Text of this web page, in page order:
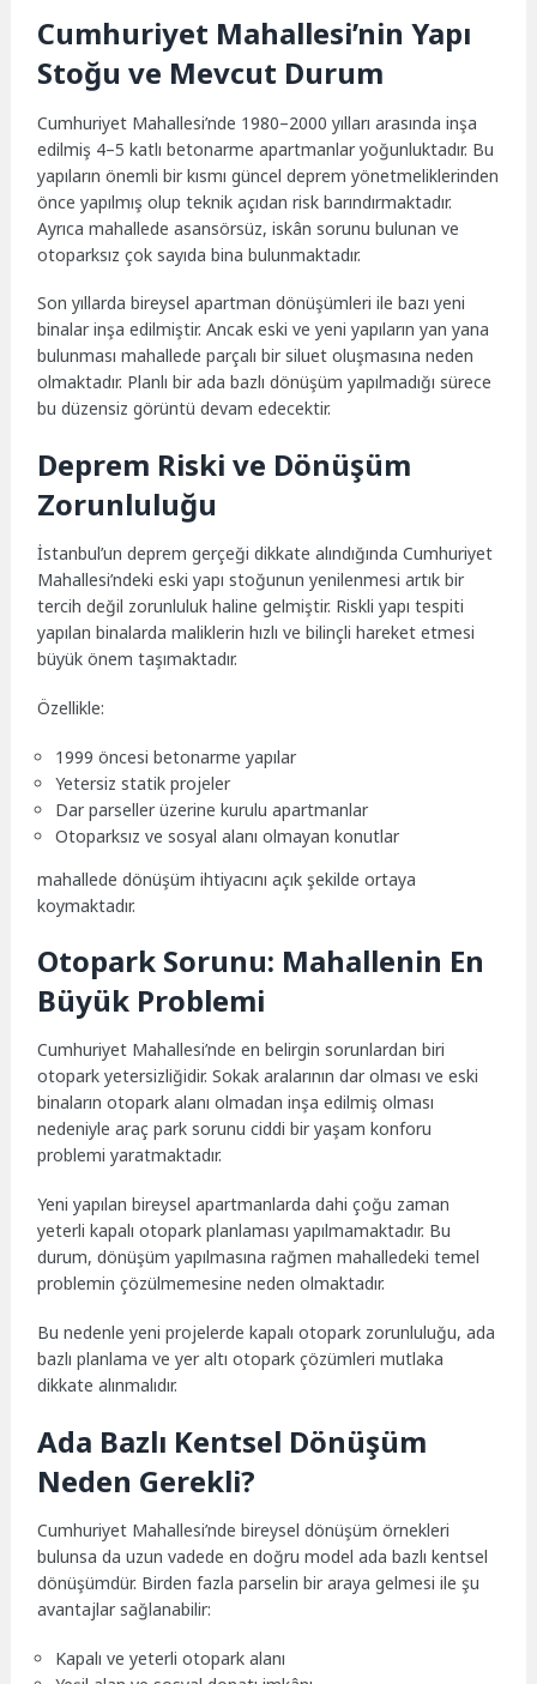
Cumhuriyet Mahallesi’nin Yapı
Stoğu ve Mevcut Durum
Cumhuriyet Mahallesi’nde 1980–2000 yılları arasında inşa
edilmiş 4–5 katlı betonarme apartmanlar yoğunluktadır. Bu
yapıların önemli bir kısmı güncel deprem yönetmeliklerinden
önce yapılmış olup teknik açıdan risk barındırmaktadır.
Ayrıca mahallede asansörsüz, iskân sorunu bulunan ve
otoparksız çok sayıda bina bulunmaktadır.
Son yıllarda bireysel apartman dönüşümleri ile bazı yeni
binalar inşa edilmiştir. Ancak eski ve yeni yapıların yan yana
bulunması mahallede parçalı bir siluet oluşmasına neden
olmaktadır. Planlı bir ada bazlı dönüşüm yapılmadığı sürece
bu düzensiz görüntü devam edecektir.
Deprem Riski ve Dönüşüm
Zorunluluğu
İstanbul’un deprem gerçeği dikkate alındığında Cumhuriyet
Mahallesi’ndeki eski yapı stoğunun yenilenmesi artık bir
tercih değil zorunluluk haline gelmiştir. Riskli yapı tespiti
yapılan binalarda maliklerin hızlı ve bilinçli hareket etmesi
büyük önem taşımaktadır.
Özellikle:
1999 öncesi betonarme yapılar
Yetersiz statik projeler
Dar parseller üzerine kurulu apartmanlar
Otoparksız ve sosyal alanı olmayan konutlar
mahallede dönüşüm ihtiyacını açık şekilde ortaya
koymaktadır.
Otopark Sorunu: Mahallenin En
Büyük Problemi
Cumhuriyet Mahallesi’nde en belirgin sorunlardan biri
otopark yetersizliğidir. Sokak aralarının dar olması ve eski
binaların otopark alanı olmadan inşa edilmiş olması
nedeniyle araç park sorunu ciddi bir yaşam konforu
problemi yaratmaktadır.
Yeni yapılan bireysel apartmanlarda dahi çoğu zaman
yeterli kapalı otopark planlaması yapılmamaktadır. Bu
durum, dönüşüm yapılmasına rağmen mahalledeki temel
problemin çözülmemesine neden olmaktadır.
Bu nedenle yeni projelerde kapalı otopark zorunluluğu, ada
bazlı planlama ve yer altı otopark çözümleri mutlaka
dikkate alınmalıdır.
Ada Bazlı Kentsel Dönüşüm
Neden Gerekli?
Cumhuriyet Mahallesi’nde bireysel dönüşüm örnekleri
bulunsa da uzun vadede en doğru model ada bazlı kentsel
dönüşümdür. Birden fazla parselin bir araya gelmesi ile şu
avantajlar sağlanabilir:
Kapalı ve yeterli otopark alanı